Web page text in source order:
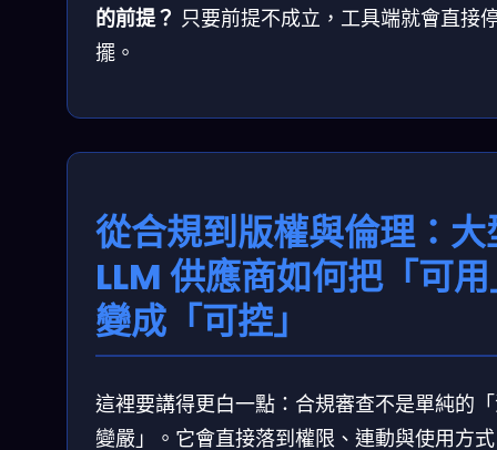
的前提？ 只要前提不成立，工具端就會直接
擺。
從合規到版權與倫理：大
LLM 供應商如何把「可
變成「可控」
這裡要講得更白一點：合規審查不是單純的
變嚴」。它會直接落到權限、連動與使用方